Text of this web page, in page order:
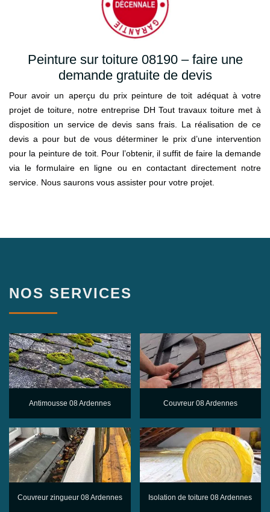
Peinture sur toiture 08190 – faire une
demande gratuite de devis
Pour avoir un aperçu du prix peinture de toit adéquat à votre
projet de toiture, notre entreprise DH Tout travaux toiture met à
disposition un service de devis sans frais. La réalisation de ce
devis a pour but de vous déterminer le prix d’une intervention
pour la peinture de toit. Pour l’obtenir, il suffit de faire la demande
via le formulaire en ligne ou en contactant directement notre
service. Nous saurons vous assister pour votre projet.
NOS SERVICES
Antimousse 08 Ardennes Couvreur 08 Ardennes
Couvreur zingueur 08 Ardennes Isolation de toiture 08 Ardennes